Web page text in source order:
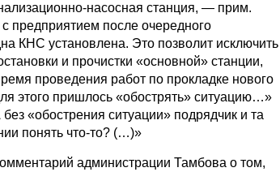
насосная станция, — прим.
предприятием после очередного
КНС установлена. Это позволит исключить
и прочистки «основной» станции,
проведения работ по прокладке нового
этого пришлось «обострять» ситуацию…»
«обострения ситуации» подрядчик и та
понять что-то? (…)»
администрации Тамбова о том,